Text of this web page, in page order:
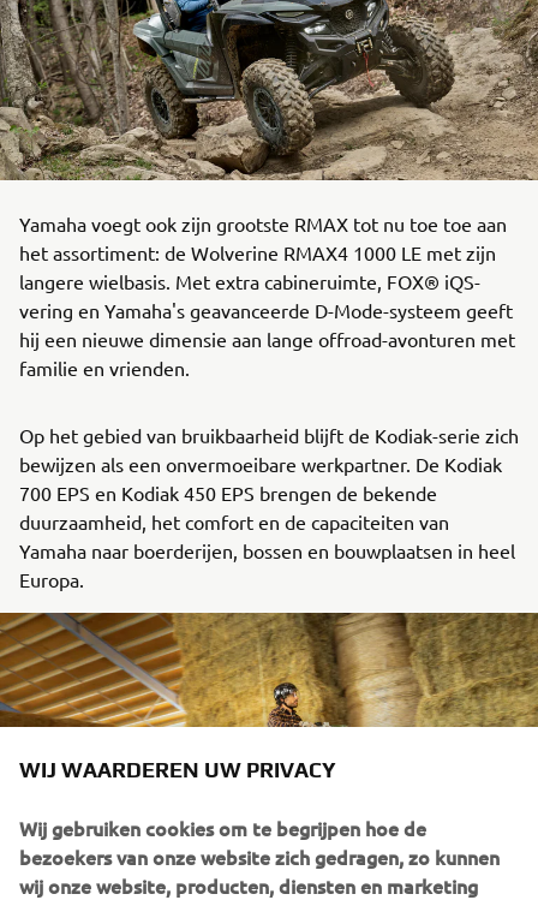
Yamaha voegt ook zijn grootste RMAX tot nu toe toe aan
het assortiment: de Wolverine RMAX4 1000 LE met zijn
langere wielbasis. Met extra cabineruimte, FOX® iQS-
vering en Yamaha's geavanceerde D-Mode-systeem geeft
hij een nieuwe dimensie aan lange offroad-avonturen met
familie en vrienden.
Op het gebied van bruikbaarheid blijft de Kodiak-serie zich
bewijzen als een onvermoeibare werkpartner. De Kodiak
700 EPS en Kodiak 450 EPS brengen de bekende
duurzaamheid, het comfort en de capaciteiten van
Yamaha naar boerderijen, bossen en bouwplaatsen in heel
Europa.
WIJ WAARDEREN UW PRIVACY
Wij gebruiken cookies om te begrijpen hoe de
bezoekers van onze website zich gedragen, zo kunnen
wij onze website, producten, diensten en marketing